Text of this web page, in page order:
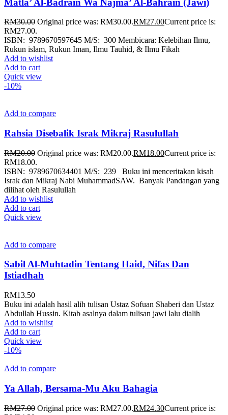
RM30.00 Original price was: RM30.00.RM27.00Current price is:
RM27.00.
ISBN: 9789670597645 M/S: 300 Membicara: Kelebihan Ilmu,
Rukun islam, Rukun Iman, Ilmu Tauhid, & Ilmu Fikah
Add to wishlist
Add to cart
Quick view
-10%
Add to compare
Rahsia Disebalik Israk Mikraj Rasulullah
RM20.00 Original price was: RM20.00.RM18.00Current price is:
RM18.00.
ISBN: 9789670634401 M/S: 239 Buku ini menceritakan kisah
Israk dan Mikraj Nabi MuhammadSAW. Banyak Pandangan yang
dilihat oleh Rasulullah
Add to wishlist
Add to cart
Quick view
Add to compare
Sabil Al-Muhtadin Tentang Haid, Nifas Dan
Istiadhah
RM13.50
Buku ini adalah hasil alih tulisan Ustaz Sofuan Shaberi dan Ustaz
Abdullah Hussin. Kitab asalnya dalam tulisan jawi lalu dialih
Add to wishlist
Add to cart
Quick view
-10%
Add to compare
Ya Allah, Bersama-Mu Aku Bahagia
RM27.00 Original price was: RM27.00.RM24.30Current price is: